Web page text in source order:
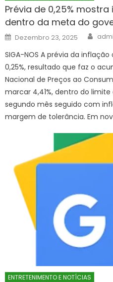
Prévia de 0,25%
dentro da meta do
Posted
on
Dezembro 23, 2025
SIGA-NOS A prévia da
0,25%, resultado que faz o
Nacional de Preços ao
marcar 4,41%, dentro do
segundo mês seguido com
margem de tolerância. Em
ENTRETENIMENTO E NOTÍCIAS